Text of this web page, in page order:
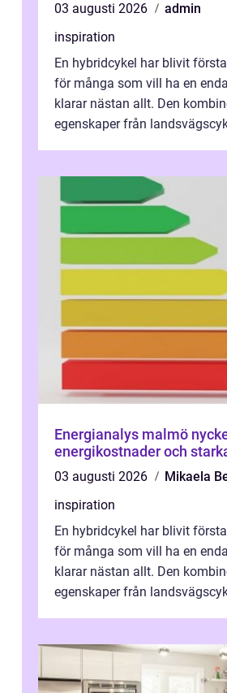
03 augusti 2026
admin
inspiration
En hybridcykel har blivit
för många som vill ha en
klarar nästan allt. Den
egenskaper från
Energianalys malmö nyckeln till lägre
energikostnader och
03 augusti 2026
Mikaela
inspiration
En hybridcykel har blivit
för många som vill ha en
klarar nästan allt. Den
egenskaper från